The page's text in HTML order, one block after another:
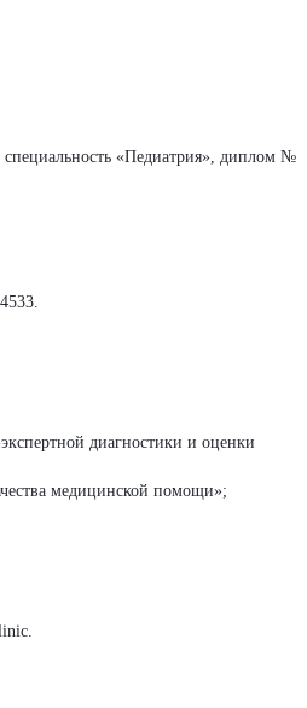
«Педиатрия», диплом №
диагностики и оценки
медицинской помощи»;